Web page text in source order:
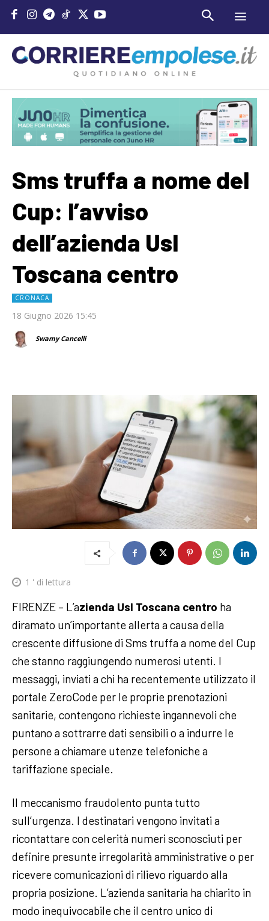
Sms truffa a nome del
Cup: l’avviso
dell’azienda Usl
Toscana centro
CRONACA
18 Giugno 2026 15:45
Swamy Cancelli
1 ' di lettura
FIRENZE – L’azienda Usl Toscana centro ha
diramato un’importante allerta a causa della
crescente diffusione di Sms truffa a nome del Cup
che stanno raggiungendo numerosi utenti. I
messaggi, inviati a chi ha recentemente utilizzato il
portale ZeroCode per le proprie prenotazioni
sanitarie, contengono richieste ingannevoli che
puntano a sottrarre dati sensibili o a indurre le
persone a chiamare utenze telefoniche a
tariffazione speciale.
Il meccanismo fraudolento punta tutto
sull’urgenza. I destinatari vengono invitati a
ricontattare con celerità numeri sconosciuti per
definire presunte irregolarità amministrative o per
ricevere comunicazioni di rilievo riguardo alla
propria posizione. L’azienda sanitaria ha chiarito in
modo inequivocabile che il centro unico di